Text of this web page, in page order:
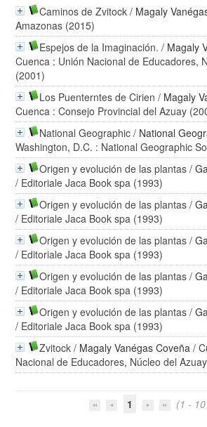
Caminos de Zvitock / Magaly
Amazonas (2015)
Espejos de la Imaginación. / Magaly
Cuenca : Unión Nacional de Educadores,
(2001)
Los Puenterntes de Cirien / Magaly
Cuenca : Consejo Provincial del Azuay
National Geographic / National
Washington, D.C. : National Geographic
Origen y evolución de las plantas /
/ Editoriale Jaca Book spa (1993)
Origen y evolución de las plantas /
/ Editoriale Jaca Book spa (1993)
Origen y evolución de las plantas /
/ Editoriale Jaca Book spa (1993)
Origen y evolución de las plantas /
/ Editoriale Jaca Book spa (1993)
Origen y evolución de las plantas /
/ Editoriale Jaca Book spa (1993)
Zvitock / Magaly Vanégas Coveña /
Nacional de Educadores, Núcleo del
1 (1 -